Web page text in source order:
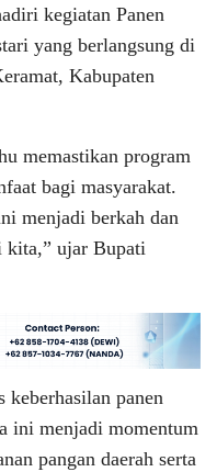
kegiatan Panen
yang berlangsung di
Kabupaten
memastikan program
bagi masyarakat.
menjadi berkah dan
kita,” ujar Bupati
keberhasilan panen
ini menjadi momentum
pangan daerah serta